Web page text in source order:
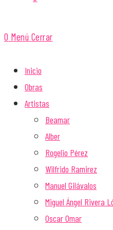
0 Menú Cerrar
Inicio
Obras
Artistas
Beamar
Alber
Rogelio Pérez
Wilfrido Ramirez
Manuel Gilávalos
Miguel Ángel Rivera
Oscar Omar